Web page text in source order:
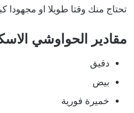
تحتاج منك وقتا طويلا او مجهودا
مقادير الحواوشي
دقيق
بيض
خميرة فورية